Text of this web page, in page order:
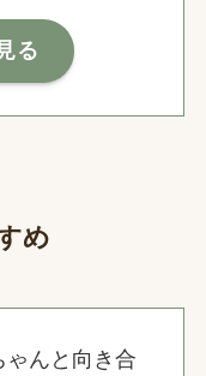
る
め
ゃんと向き合